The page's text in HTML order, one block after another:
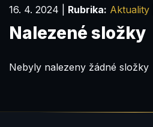
16. 4. 2024 Rubrika: Aktuality
Nalezené složky
Nebyly nalezeny žádné složky